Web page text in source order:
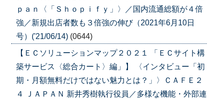
ｐａｎ〈「Ｓｈｏｐｉｆｙ」〉／国内流通総額が４倍
強／新規出店者数も３倍強の伸び（2021年6月10日
号）('21/06/14) (0644)
【ＥＣソリューションマップ２０２１ 「ＥＣサイト構
築サービス〈総合カート〉編」】 〈インタビュー「初
期・月額無料だけではない魅力とは？」〉ＣＡＦＥ２
４ ＪＡＰＡＮ 新井秀樹執行役員／多様な機能・外部連